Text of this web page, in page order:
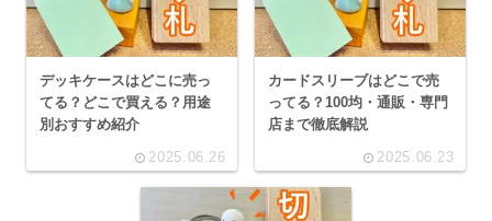
デッキケースはどこに売っ
てる？どこで買える？用途
別おすすめ紹介
2025.06.26
カードスリーブはどこで売
ってる？100均・通販・専門
店まで徹底解説
2025.06.23